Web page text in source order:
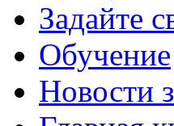
Задайте
Обучение
Новости